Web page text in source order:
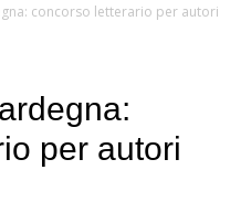
password
concorso letterario per autori
per autori